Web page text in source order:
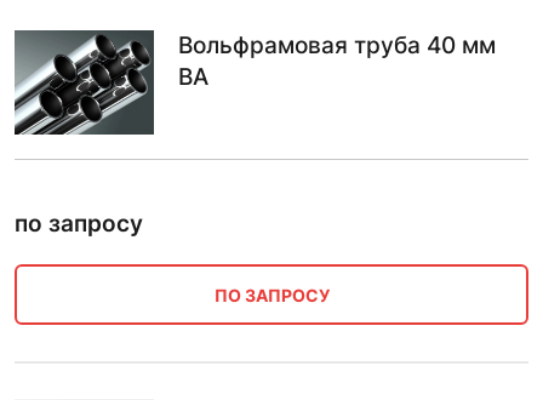
Вольфрамовая труба 40 мм
ВА
по запросу
ПО ЗАПРОСУ